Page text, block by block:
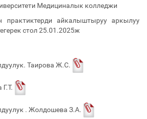
Медициналык колледжи
практиктерди айкалыштыруу аркылуу
стол 25.01.2025ж
Таирова Ж.С.
. Жолдошева З.А.